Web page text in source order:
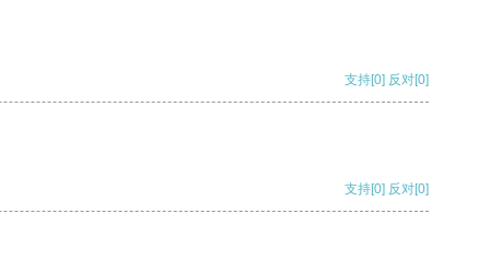
支持[0] 反对[0]
支持[0] 反对[0]